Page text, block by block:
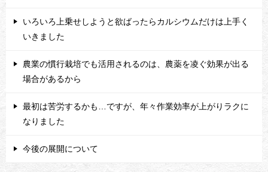
いろいろ上乗せしようと欲ばったらカルシウムだけは上手く
いきました
農業の慣行栽培でも活用されるのは、農薬を凌ぐ効果が出る
場合があるから
最初は苦労するかも…ですが、年々作業効率が上がりラクに
なりました
今後の展開について